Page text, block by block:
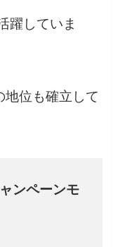
躍していま
地位も確立して
ンペーンモ